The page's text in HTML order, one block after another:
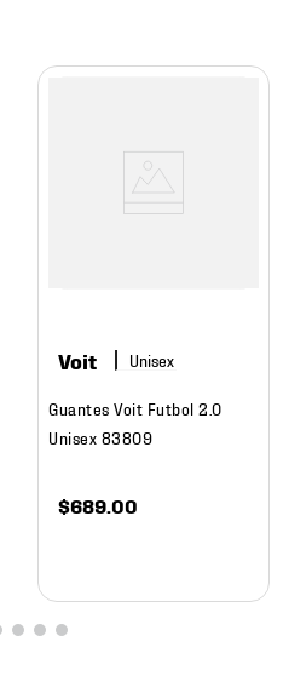
Voit
Guantes Voit Futbol 2.0
Unisex 83809
$689 00